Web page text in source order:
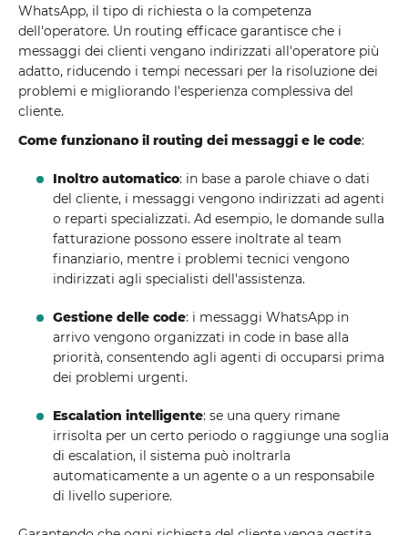
WhatsApp, il tipo di richiesta o la competenza
dell'operatore. Un routing efficace garantisce che i
messaggi dei clienti vengano indirizzati all'operatore più
adatto, riducendo i tempi necessari per la risoluzione dei
problemi e migliorando l'esperienza complessiva del
cliente.
Come funzionano il routing dei messaggi e le code:
Inoltro automatico: in base a parole chiave o dati
del cliente, i messaggi vengono indirizzati ad agenti
o reparti specializzati. Ad esempio, le domande sulla
fatturazione possono essere inoltrate al team
finanziario, mentre i problemi tecnici vengono
indirizzati agli specialisti dell'assistenza.
Gestione delle code: i messaggi WhatsApp in
arrivo vengono organizzati in code in base alla
priorità, consentendo agli agenti di occuparsi prima
dei problemi urgenti.
Escalation intelligente: se una query rimane
irrisolta per un certo periodo o raggiunge una soglia
di escalation, il sistema può inoltrarla
automaticamente a un agente o a un responsabile
di livello superiore.